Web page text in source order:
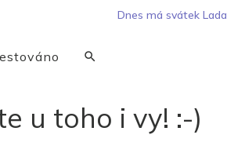
Dnes má svátek Lada
u toho i vy! :-)